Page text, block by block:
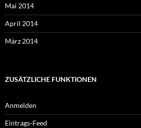
Mai 2014
April 2014
März 2014
ZUSÄTZLICHE FUNKTIONEN
Anmelden
Eintrags-Feed